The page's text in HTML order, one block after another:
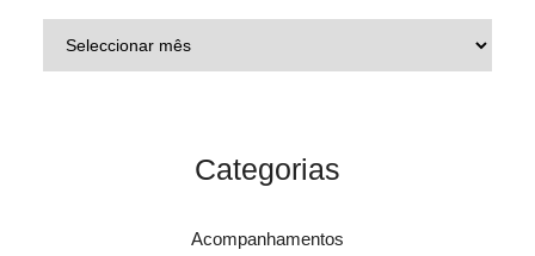
Categorias
Acompanhamentos